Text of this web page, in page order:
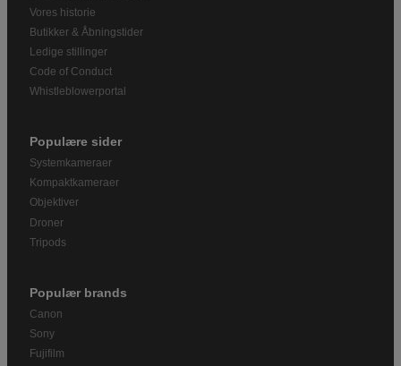
Vores historie
Butikker & Åbningstider
Ledige stillinger
Code of Conduct
Whistleblowerportal
Populære sider
Systemkameraer
Kompaktkameraer
Objektiver
Droner
Tripods
Populær brands
Canon
Sony
Fujifilm